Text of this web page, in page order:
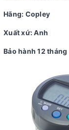
Hãng: Copley
Xuất xứ: Anh
Bảo hành 12 tháng